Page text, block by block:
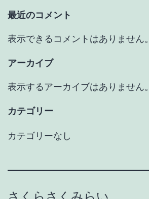
最近のコメント
表示できるコメントはありません。
アーカイブ
表示するアーカイブはありません。
カテゴリー
カテゴリーなし